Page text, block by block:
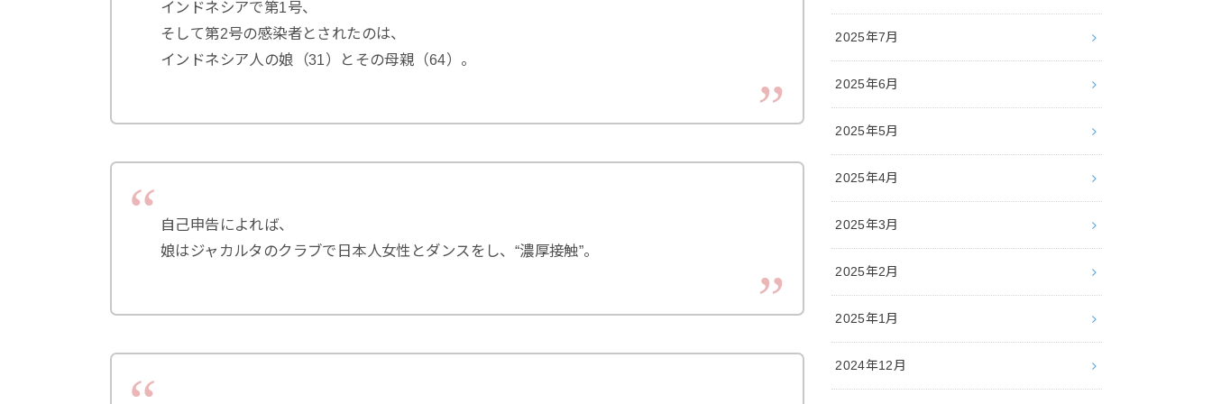
インドネシアで第1号、
そして第2号の感染者とされたのは、
インドネシア人の娘（31）とその母親（64）。
自己申告によれば、
娘はジャカルタのクラブで日本人女性とダンスをし、“濃厚接触”。
2025年7月
2025年6月
2025年5月
2025年4月
2025年3月
2025年2月
2025年1月
2024年12月